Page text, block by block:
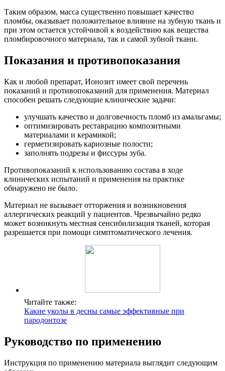
Таким образом, масса существенно повышает качество
пломбы, оказывает положительное влияние на зубную ткань и
при этом остается устойчивой к воздействию как вещества
пломбировочного материала, так и самой зубной ткани.
Показания и противопоказания
Как и любой препарат, Ионозит имеет свой перечень
показаний и противопоказаний для применения. Материал
способен решать следующие клинические задачи:
улучшать качество и долговечность пломб из амальгамы;
оптимизировать реставрацию композитными
материалами и керамикой;
герметизировать кариозные полости;
заполнять подрезы и фиссуры зуба.
Противопоказаний к использованию состава в ходе
клинических испытаний и применения на практике
обнаружено не было.
Материал не вызывает отторжения и возникновения
аллергических реакций у пациентов. Чрезвычайно редко
может возникнуть местная сенсибилизация тканей, которая
разрешается при помощи симптоматического лечения.
Читайте также:
Какие уколы в десны самые эффективные при
пародонтозе
Руководство по применению
Инструкция по применению материала выглядит следующим